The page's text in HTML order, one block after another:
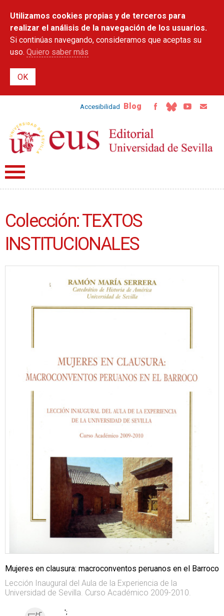
contenido
principal
Utilizamos cookies propias y de terceros para
realizar el análisis de la navegación de los usuarios.
Si continúas navegando, consideramos que aceptas su
uso. Quiero saber más
Accesibilidad Blog
Colección: TEXTOS
INSTITUCIONALES
Mujeres en clausura: macroconventos peruanos en el Barroco
Lección Inaugural del Aula de la Experiencia de la
Universidad de Sevilla. Curso Académico 2009-2010.
';